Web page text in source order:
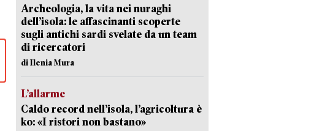
Archeologia, la vita nei nuraghi
dell’isola: le affascinanti scoperte
sugli antichi sardi svelate da un team
di ricercatori
di Ilenia Mura
L’allarme
Caldo record nell’isola, l’agricoltura è
ko: «I ristori non bastano»